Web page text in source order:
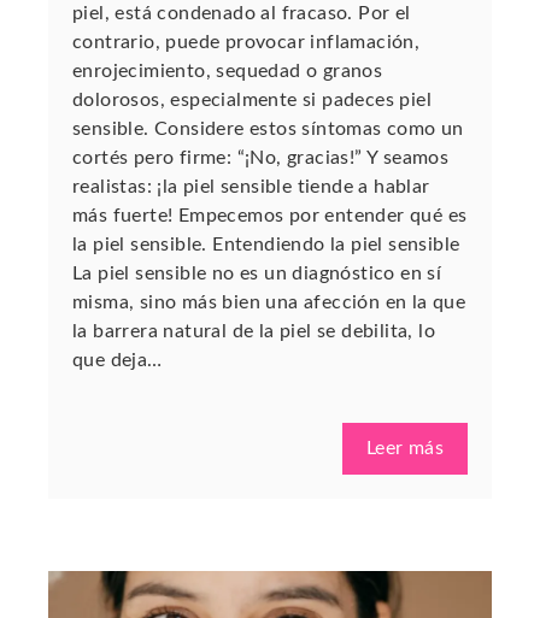
piel, está condenado al fracaso. Por el
contrario, puede provocar inflamación,
enrojecimiento, sequedad o granos
dolorosos, especialmente si padeces piel
sensible. Considere estos síntomas como un
cortés pero firme: “¡No, gracias!” Y seamos
realistas: ¡la piel sensible tiende a hablar
más fuerte! Empecemos por entender qué es
la piel sensible. Entendiendo la piel sensible
La piel sensible no es un diagnóstico en sí
misma, sino más bien una afección en la que
la barrera natural de la piel se debilita, lo
que deja…
Leer más